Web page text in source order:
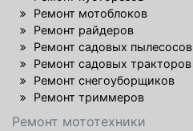
Ремонт мотоблоков
Ремонт райдеров
Ремонт садовых пылесосов
Ремонт садовых тракторов
Ремонт снегоуборщиков
Ремонт триммеров
Ремонт мототехники